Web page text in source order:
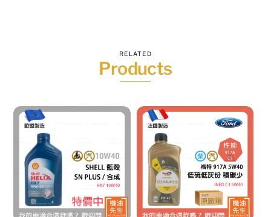
RELATED
Products